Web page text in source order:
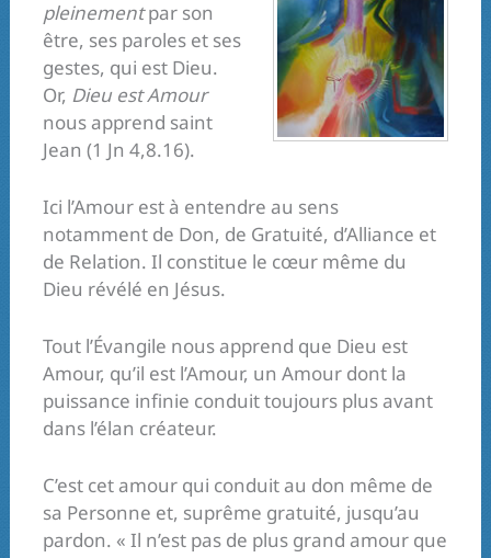
pleinementpar son
être, ses paroles et ses
gestes, qui est Dieu.
Or, Dieu est Amour
nous apprend saint
Jean (1 Jn 4,8.16).
Ici l’Amour est à entendre au sens
notamment de Don, de Gratuité, d’Alliance et
de Relation. Il constitue le cœur même du
Dieu révélé en Jésus.
Tout l’Évangile nous apprend que Dieu est
Amour, qu’il est l’Amour, un Amour dont la
puissance infinie conduit toujours plus avant
dans l’élan créateur.
C’est cet amour qui conduit au don même de
sa Personne et, suprême gratuité, jusqu’au
pardon. « Il n’est pas de plus grand amour que